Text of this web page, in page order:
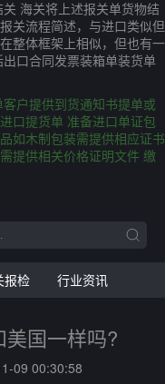
海关将上述报关单货物结
关流程简述，与进口类似但
整体框架上相似，但也有一
口合同发票装箱单装货单
户提供到货通知书提单或
口提货单 准备进口单证包
如木制包装需提供相应证书
提供相关价格证明文件 缴
报检 行业资讯
国一样吗?
09 00:30:58